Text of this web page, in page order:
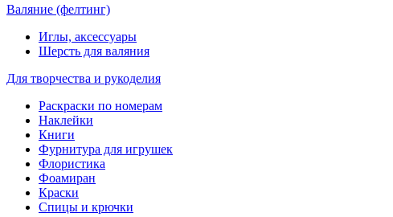
Валяние (фелтинг)
Иглы, аксессуары
Шерсть для валяния
Для творчества и рукоделия
Раскраски по номерам
Наклейки
Книги
Фурнитура для игрушек
Флористика
Фоамиран
Краски
Спицы и крючки